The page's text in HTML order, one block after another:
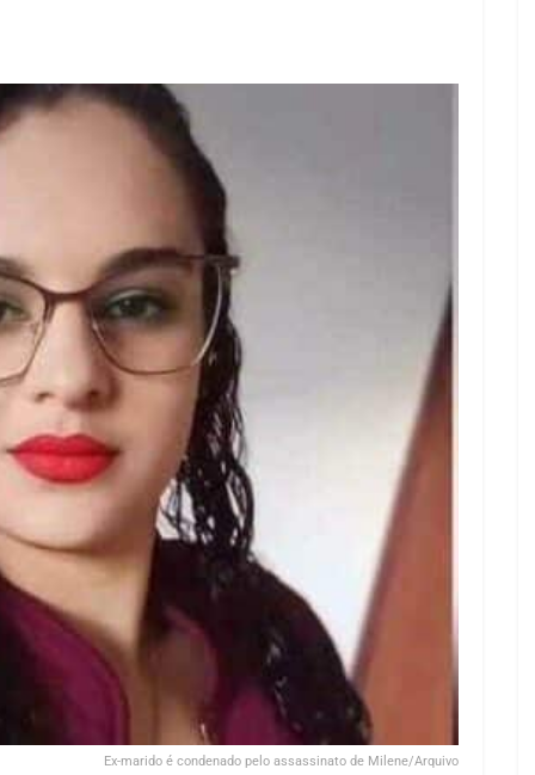
Ex-marido é condenado pelo assassinato de Milene/Arquivo